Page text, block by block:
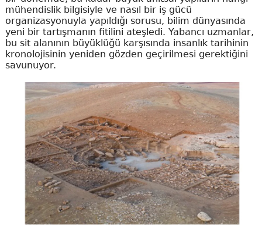
mühendislik bilgisiyle ve nasıl bir iş gücü
organizasyonuyla yapıldığı sorusu, bilim dünyasında
yeni bir tartışmanın fitilini ateşledi. Yabancı uzmanlar,
bu sit alanının büyüklüğü karşısında insanlık tarihinin
kronolojisinin yeniden gözden geçirilmesi gerektiğini
savunuyor.